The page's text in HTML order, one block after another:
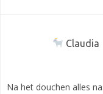
Claudia
Na het douchen alles